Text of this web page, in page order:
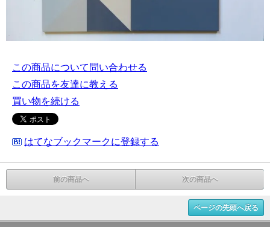
この商品について問い合わせる
この商品を友達に教える
買い物を続ける
はてなブックマークに登録する
前の商品へ 次の商品へ
ページの先頭へ戻る